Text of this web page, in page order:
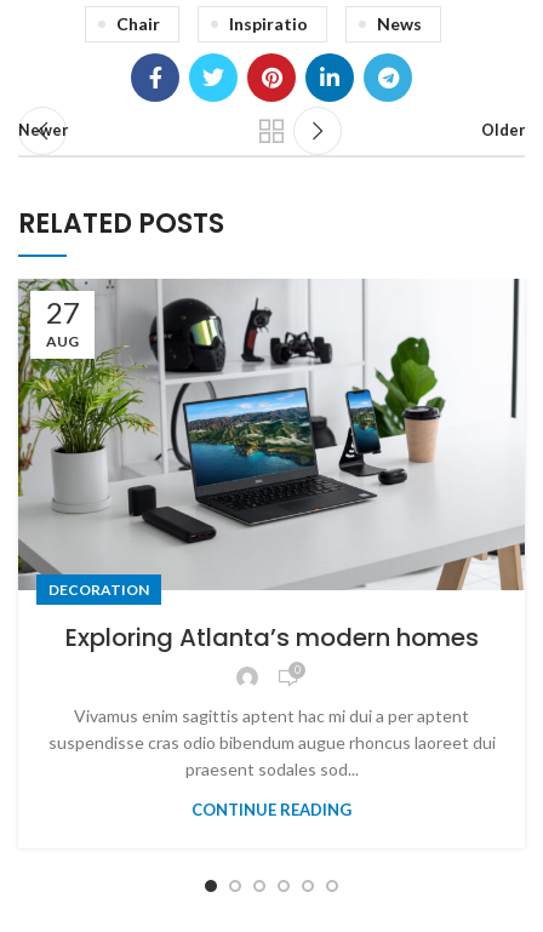
Chair Inspiratio News
Newer Older
RELATED POSTS
27
AUG
DECORATION
Exploring Atlanta’s modern homes
0
Vivamus enim sagittis aptent hac mi dui a per aptent
suspendisse cras odio bibendum augue rhoncus laoreet dui
praesent sodales sod...
CONTINUE READING